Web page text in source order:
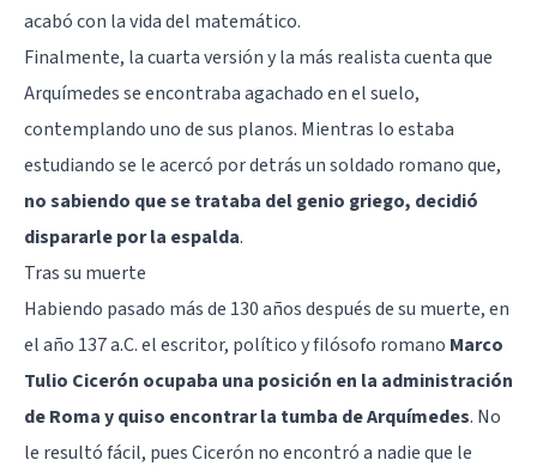
acabó con la vida del matemático.
Finalmente, la cuarta versión y la más realista cuenta que
Arquímedes se encontraba agachado en el suelo,
contemplando uno de sus planos. Mientras lo estaba
estudiando se le acercó por detrás un soldado romano que,
no sabiendo que se trataba del genio griego, decidió
dispararle por la espalda.
Tras su muerte
Habiendo pasado más de 130 años después de su muerte, en
el año 137 a.C. el escritor, político y filósofo romano Marco
Tulio Cicerón ocupaba una posición en la administración
de Roma y quiso encontrar la tumba de Arquímedes. No
le resultó fácil, pues Cicerón no encontró a nadie que le